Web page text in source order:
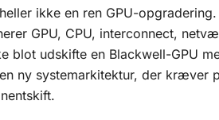
ikke en ren GPU-
GPU, CPU, interconnect,
blot udskifte en Blackwell-GPU
ny systemarkitektur, der kræver